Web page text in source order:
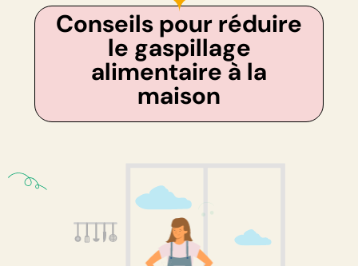
Conseils pour réduire
le gaspillage
alimentaire à la
maison